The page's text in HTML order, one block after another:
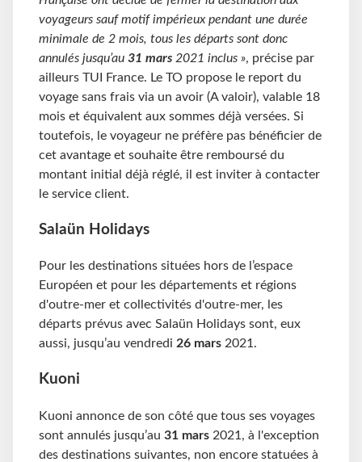
voyageurs sauf motif impérieux pendant une durée
minimale de 2 mois, tous les départs sont donc
annulés jusqu’au 31 mars 2021 inclus », précise par
ailleurs TUI France. Le TO propose le report du
voyage sans frais via un avoir (A valoir), valable 18
mois et équivalent aux sommes déjà versées. Si
toutefois, le voyageur ne préfère pas bénéficier de
cet avantage et souhaite être remboursé du
montant initial déjà réglé, il est inviter à contacter
le service client.
Salaün Holidays
Pour les destinations situées hors de l’espace
Européen et pour les départements et régions
d'outre-mer et collectivités d'outre-mer, les
départs prévus avec Salaün Holidays sont, eux
aussi, jusqu’au vendredi 26 mars 2021.
Kuoni
Kuoni annonce de son côté que tous ses voyages
sont annulés jusqu’au 31 mars 2021, à l'exception
des destinations suivantes, non encore statuées à